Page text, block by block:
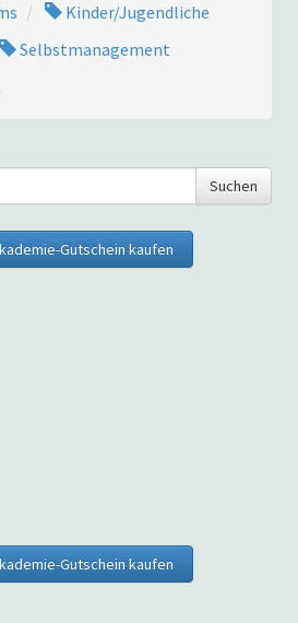
Kinder/Jugendliche
Selbstmanagement
Suchen
Gutschein kaufen
Gutschein kaufen